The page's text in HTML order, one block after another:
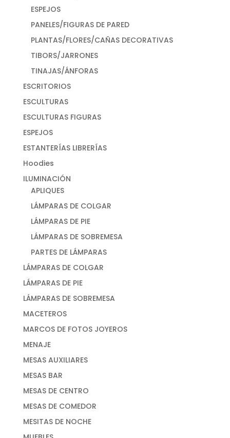
ESPEJOS
PANELES/FIGURAS DE PARED
PLANTAS/FLORES/CAÑAS DECORATIVAS
TIBORS/JARRONES
TINAJAS/ÁNFORAS
ESCRITORIOS
ESCULTURAS
ESCULTURAS FIGURAS
ESPEJOS
ESTANTERÍAS LIBRERÍAS
Hoodies
ILUMINACIÓN
APLIQUES
LÁMPARAS DE COLGAR
LÁMPARAS DE PIE
LÁMPARAS DE SOBREMESA
PARTES DE LÁMPARAS
LÁMPARAS DE COLGAR
LÁMPARAS DE PIE
LÁMPARAS DE SOBREMESA
MACETEROS
MARCOS DE FOTOS JOYEROS
MENAJE
MESAS AUXILIARES
MESAS BAR
MESAS DE CENTRO
MESAS DE COMEDOR
MESITAS DE NOCHE